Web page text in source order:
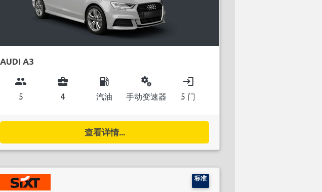
AUDI A3
group
5
business_center
4
local_gas_station
汽油
miscellaneous_services
手动变速器
login
5 门
查看详情...
标准